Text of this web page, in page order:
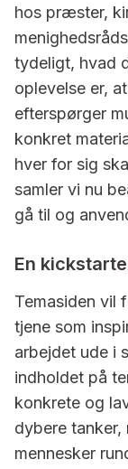
hos præster,
tydeligt, hvad
oplevelse er,
efterspørger
konkret
hver for sig
samler vi nu
gå til og
En
Temasiden vil
tjene som
arbejdet ude i
indholdet på
konkrete og
dybere tanker,
mennesker